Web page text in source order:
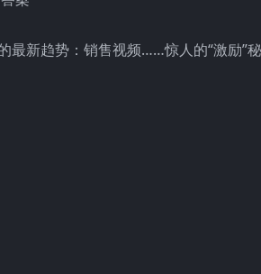
最新趋势：销售视频……惊人的“激励”